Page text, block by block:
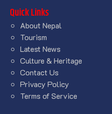
Quick Links
About Nepal
Tourism
Latest News
Culture & Heritage
Contact Us
Privacy Policy
Terms of Service